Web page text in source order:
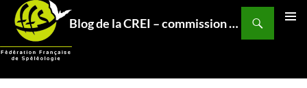
Aller
contenu
Blog de la CREI – commission relations et expéditions internationales – Fédération Française de Spéléo
Recherche